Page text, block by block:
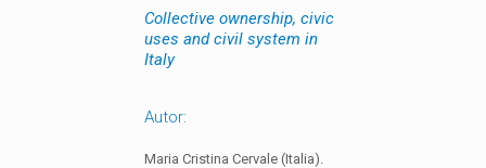
Collective ownership, civic
uses and civil system in
Italy
Autor:
Maria Cristina Cervale (Italia).